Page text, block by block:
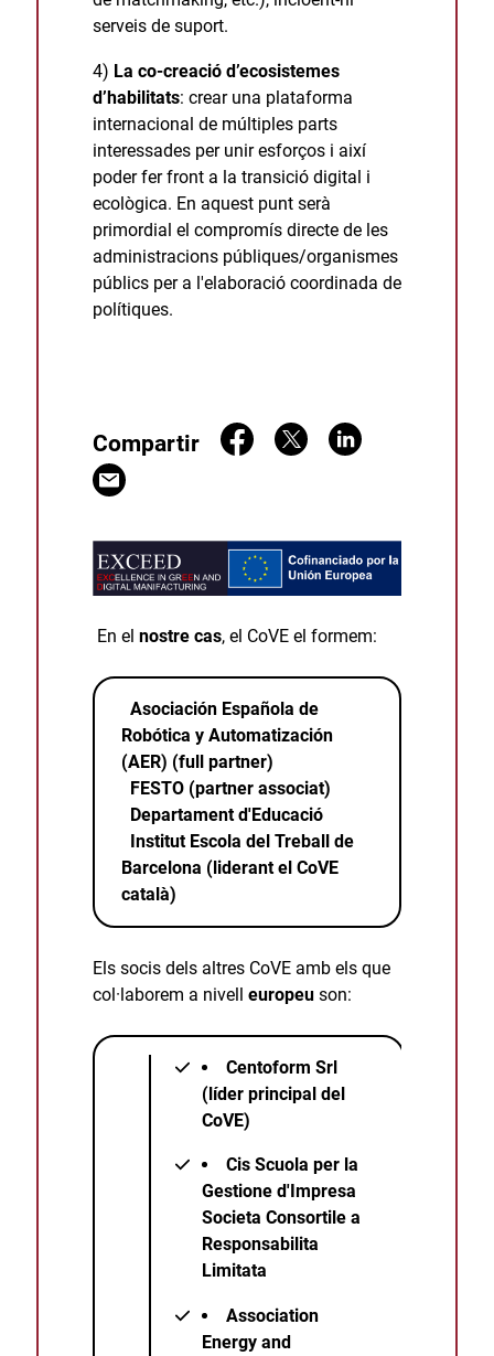
serveis de suport.
4) La co-creació d’ecosistemes
d’habilitats: crear una plataforma
internacional de múltiples parts
interessades per unir esforços i així
poder fer front a la transició digital i
ecològica. En aquest punt serà
primordial el compromís directe de les
administracions públiques/organismes
públics per a l'elaboració coordinada de
polítiques.
Compartir
En el nostre cas, el CoVE el formem:
Asociación Española de
Robótica y Automatización
(AER) (full partner)
FESTO (partner associat)
Departament d'Educació
Institut Escola del Treball de
Barcelona (liderant el CoVE
català)
Els socis dels altres CoVE amb els que
col·laborem a nivell europeuson:
Centoform Srl
(líder principal del
CoVE)
Cis Scuola per la
Gestione d'Impresa
Societa Consortile a
Responsabilita
Limitata
Association
Energy and